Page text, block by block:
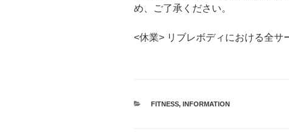
め、ご了承ください。
<休業> リブレボディにおける全サ
カ
FITNESS, INFORMATION